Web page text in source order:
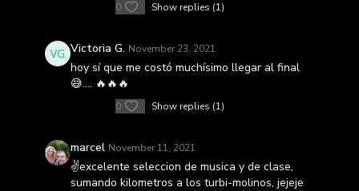
0 Show replies (1)
Victoria G. November 23, 2021
hoy sí que me costó muchísimo llegar al final
😅…. 🔥🔥🔥
0 Show replies (1)
marcel November 11, 2021
✌excelente seleccion de musica y de clase,
sumando kilometros a los turbi-molinos, jejeje